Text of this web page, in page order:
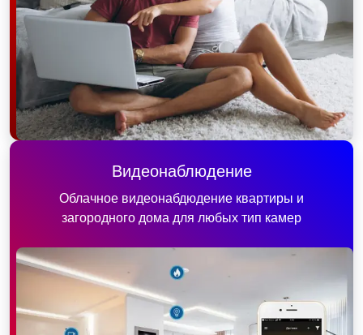
Видеонаблюдение
Облачное видеонабдюдение квартиры и
загородного дома для любых тип камер